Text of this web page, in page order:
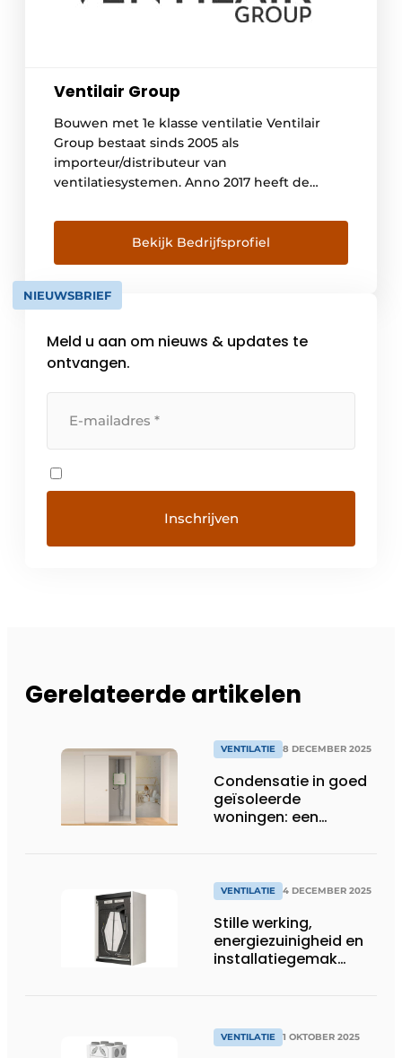
Ventilair Group
Bouwen met 1e klasse ventilatie Ventilair
Group bestaat sinds 2005 als
importeur/distributeur van
ventilatiesystemen. Anno 2017 heeft de
Frankrijk en Nederland, en opereert de
groep tevens vanuit Denemarken en Italië.
Ventilair Group is bovendien ook fabrikant
van haar eigen merken kwalitatief
hoogwaardige ventilatieproducten voor de
Bekijk Bedrijfsprofiel
NIEUWSBRIEF
Meld u aan om nieuws & updates te
ontvangen.
Gerelateerde artikelen
VENTILATIE 8 DECEMBER 2025
Condensatie in goed
geïsoleerde
woningen: een
VENTILATIE 4 DECEMBER 2025
Stille werking,
energiezuinigheid en
installatiegemak
VENTILATIE 1 OKTOBER 2025